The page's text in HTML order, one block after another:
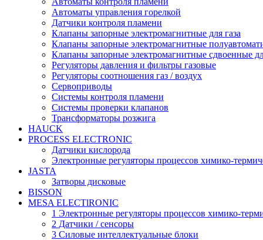
Автоматы управления горелкой
Датчики контроля пламени
Клапаны запорные электромагнитные для газа
Клапаны запорные электромагнитные
Клапаны запорные электромагнитные сдвоенные
Регуляторы давления и фильтры газовые
Регуляторы соотношения газ / воздух
Сервоприводы
Системы контроля пламени
Системы проверки клапанов
Трансформаторы розжига
HAUCK
PROCESS ELECTRONIC
Датчики кислорода
Электронные регуляторы процессов химико-
JASTA
Затворы дисковые
BISSON
MESA ELECTlRONIC
1 Электронные регуляторы процессов химико-
2 Датчики / сенсоры
3 Силовые интеллектуальные блоки